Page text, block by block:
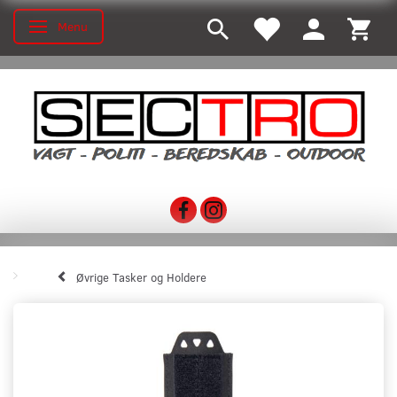
Toggle navigation
Menu
Øvrige Tasker og Holdere